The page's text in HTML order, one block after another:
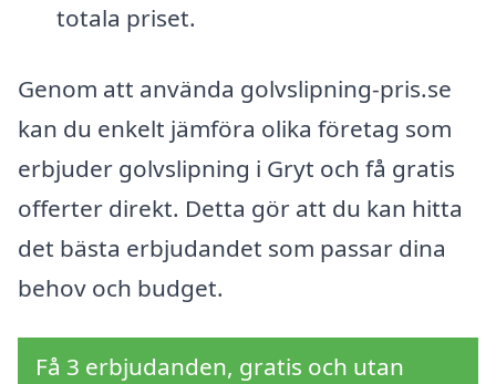
totala priset.
Genom att använda golvslipning-pris.se
kan du enkelt jämföra olika företag som
erbjuder golvslipning i Gryt och få gratis
offerter direkt. Detta gör att du kan hitta
det bästa erbjudandet som passar dina
behov och budget.
Få 3 erbjudanden, gratis och utan